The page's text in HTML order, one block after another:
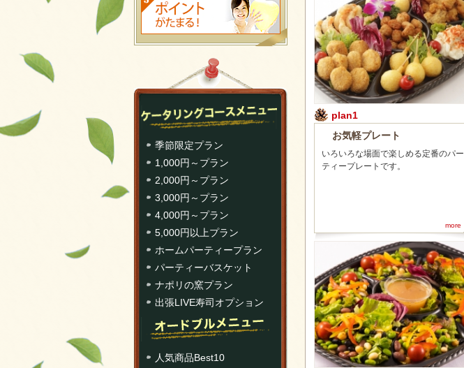
季節限定プラン
1,000円～プラン
2,000円～プラン
3,000円～プラン
4,000円～プラン
5,000円以上プラン
ホームパーティープラン
パーティーバスケット
ナポリの窯プラン
出張LIVE寿司オプション
人気商品Best10
plan1
お気軽プレート
いろいろな場面で楽しめる定番のパー
ティープレートです。
more